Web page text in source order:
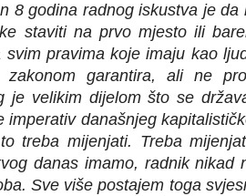
8 godina radnog iskustva je da
staviti na prvo mjesto ili
svim pravima koje imaju kao
zakonom garantira, ali ne
je velikim dijelom što se
imperativ današnjeg
treba mijenjati. Treba
danas imamo, radnik nikad
Sve više postajem toga